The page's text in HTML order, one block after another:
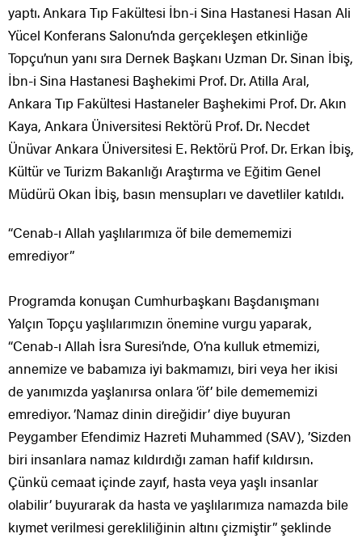
yaptı. Ankara Tıp Fakültesi İbn-i Sina Hastanesi Hasan Ali
Yücel Konferans Salonu’nda gerçekleşen etkinliğe
Topçu’nun yanı sıra Dernek Başkanı Uzman Dr. Sinan İbiş,
İbn-i Sina Hastanesi Başhekimi Prof. Dr. Atilla Aral,
Ankara Tıp Fakültesi Hastaneler Başhekimi Prof. Dr. Akın
Kaya, Ankara Üniversitesi Rektörü Prof. Dr. Necdet
Ünüvar Ankara Üniversitesi E. Rektörü Prof. Dr. Erkan İbiş,
Kültür ve Turizm Bakanlığı Araştırma ve Eğitim Genel
Müdürü Okan İbiş, basın mensupları ve davetliler katıldı.
“Cenab-ı Allah yaşlılarımıza öf bile demememizi
emrediyor”
Programda konuşan Cumhurbaşkanı Başdanışmanı
Yalçın Topçu yaşlılarımızın önemine vurgu yaparak,
“Cenab-ı Allah İsra Suresi’nde, O’na kulluk etmemizi,
annemize ve babamıza iyi bakmamızı, biri veya her ikisi
de yanımızda yaşlanırsa onlara ’öf’ bile demememizi
emrediyor. ’Namaz dinin direğidir’ diye buyuran
Peygamber Efendimiz Hazreti Muhammed (SAV), ’Sizden
biri insanlara namaz kıldırdığı zaman hafif kıldırsın.
Çünkü cemaat içinde zayıf, hasta veya yaşlı insanlar
olabilir’ buyurarak da hasta ve yaşlılarımıza namazda bile
kıymet verilmesi gerekliliğinin altını çizmiştir” şeklinde